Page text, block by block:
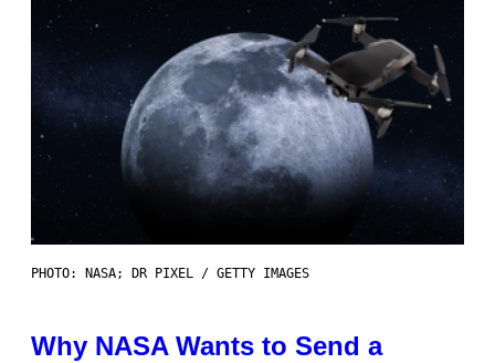
PHOTO: NASA; DR PIXEL / GETTY IMAGES
Why NASA Wants to Send a